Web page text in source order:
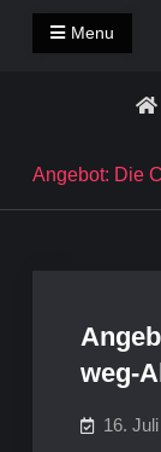
Fitness und
Menu
Angebot: Die
weg-
16.